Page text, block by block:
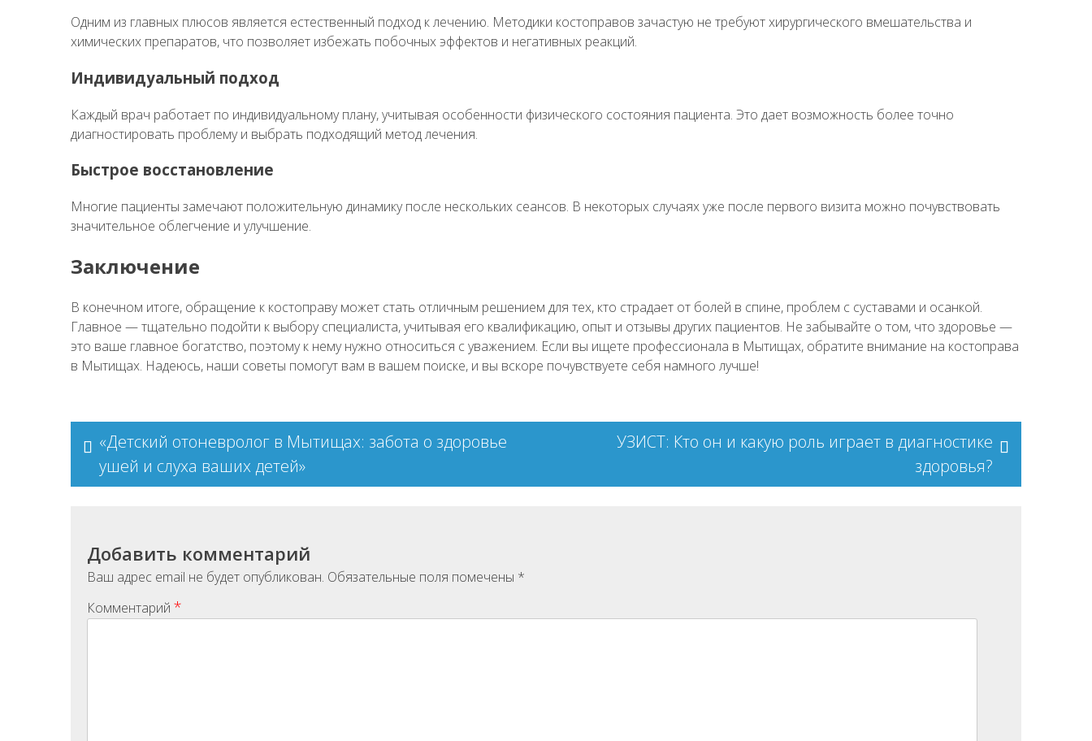
Одним из главных плюсов является естественный подход к лечению. Методики костоправов зачастую не требуют хирургического вмешательства и
химических препаратов, что позволяет избежать побочных эффектов и негативных реакций.
Индивидуальный подход
Каждый врач работает по индивидуальному плану, учитывая особенности физического состояния пациента. Это дает возможность более точно
диагностировать проблему и выбрать подходящий метод лечения.
Быстрое восстановление
Многие пациенты замечают положительную динамику после нескольких сеансов. В некоторых случаях уже после первого визита можно почувствовать
значительное облегчение и улучшение.
Заключение
В конечном итоге, обращение к костоправу может стать отличным решением для тех, кто страдает от болей в спине, проблем с суставами и осанкой.
Главное — тщательно подойти к выбору специалиста, учитывая его квалификацию, опыт и отзывы других пациентов. Не забывайте о том, что здоровье —
это ваше главное богатство, поэтому к нему нужно относиться с уважением. Если вы ищете профессионала в Мытищах, обратите внимание на костоправа
в Мытищах. Надеюсь, наши советы помогут вам в вашем поиске, и вы вскоре почувствуете себя намного лучше!
Навигация
по
записям
«Детский отоневролог в Мытищах: забота о здоровье
ушей и слуха ваших детей»
УЗИСТ: Кто он и какую роль играет в диагностике
здоровья?
Добавить комментарий
Ваш адрес email не будет опубликован. Обязательные поля помечены *
Комментарий *